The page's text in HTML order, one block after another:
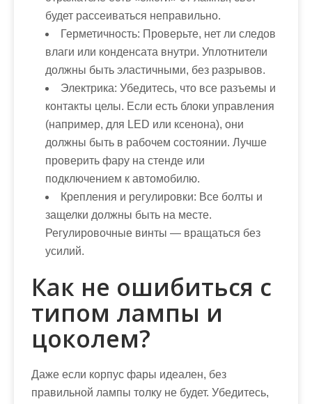
будет рассеиваться неправильно.
Герметичность: Проверьте, нет ли следов
влаги или конденсата внутри. Уплотнители
должны быть эластичными, без разрывов.
Электрика: Убедитесь, что все разъемы и
контакты целы. Если есть блоки управления
(например, для LED или ксенона), они
должны быть в рабочем состоянии. Лучше
проверить фару на стенде или
подключением к автомобилю.
Крепления и регулировки: Все болты и
защелки должны быть на месте.
Регулировочные винты — вращаться без
усилий.
Как не ошибиться с
типом лампы и
цоколем?
Даже если корпус фары идеален, без
правильной лампы толку не будет. Убедитесь,